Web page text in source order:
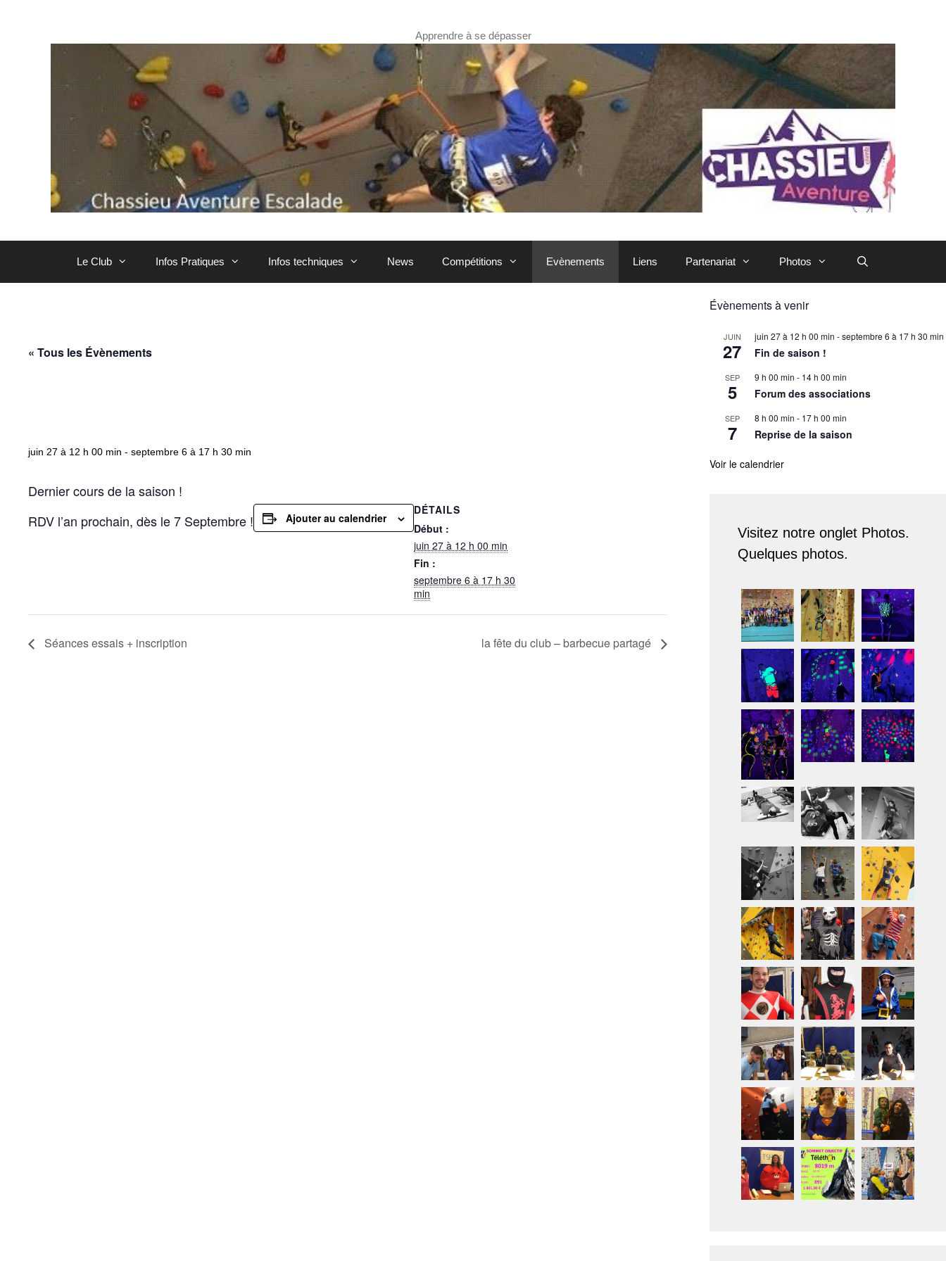
Apprendre à se dépasser
Le Club Infos Pratiques Infos techniques News Compétitions Evènements Liens Partenariat Photos
« Tous les Évènements
juin 27 à 12 h 00 min - septembre 6 à 17 h 30 min
Dernier cours de la saison !
RDV l’an prochain, dès le 7 Septembre !
Ajouter au calendrier
DÉTAILS
Début :
juin 27 à 12 h 00 min
Fin :
septembre 6 à 17 h 30
min
Séances essais + inscription la fête du club – barbecue partagé
Évènements à venir
JUIN
27
juin 27 à 12 h 00 min -septembre 6 à 17 h 30 min
Fin de saison !
SEP
5
9 h 00 min - 14 h 00 min
Forum des associations
SEP
7
8 h 00 min - 17 h 00 min
Reprise de la saison
Voir le calendrier
Visitez notre onglet Photos.
Quelques photos.